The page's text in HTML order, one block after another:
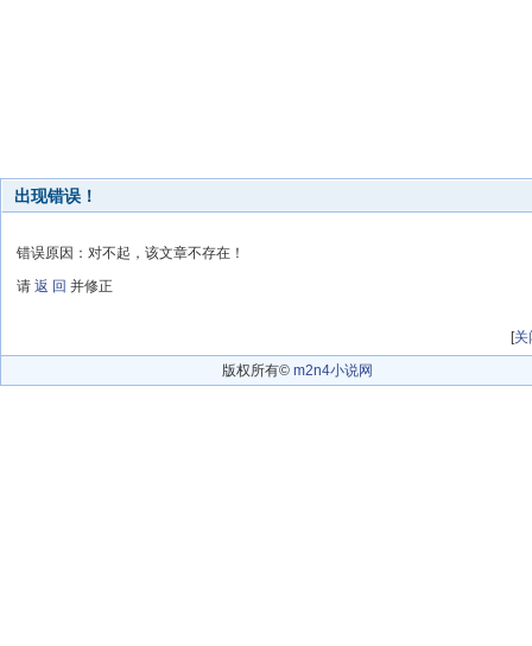
出现错误！
错误原因：对不起，该文章不存在！
请 返 回 并修正
[关
版权所有© m2n4小说网